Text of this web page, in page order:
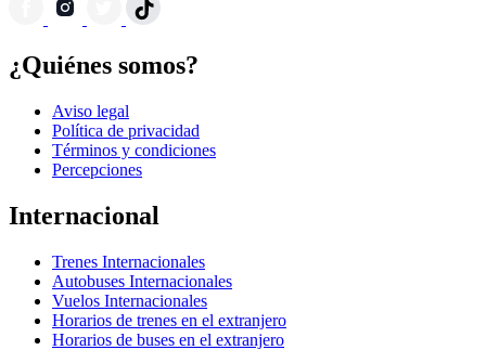
¿Quiénes somos?
Aviso legal
Política de privacidad
Términos y condiciones
Percepciones
Internacional
Trenes Internacionales
Autobuses Internacionales
Vuelos Internacionales
Horarios de trenes en el extranjero
Horarios de buses en el extranjero